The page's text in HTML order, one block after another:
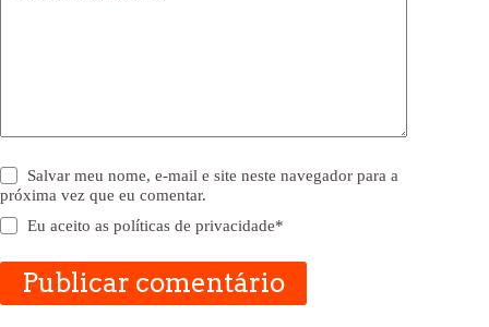
Salvar meu nome, e-mail e site neste navegador para a
próxima vez que eu comentar.
Eu aceito aspolíticas de privacidade*
Publicar comentário